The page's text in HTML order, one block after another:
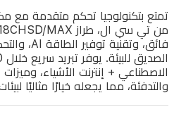
تمتع بتكنولوجيا تحكم متقدمة مع
الاصطناعي + إنترنت الأشياء،
والتدفئة، مما يجعله خيارًا مثاليًا